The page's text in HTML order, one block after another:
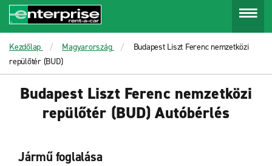
Kezdőlap Magyarország
Budapest Liszt Ferenc nemzetközi
repülőtér (BUD)
Budapest Liszt Ferenc nemzetközi
repülőtér (BUD) Autóbérlés
Jármű foglalása